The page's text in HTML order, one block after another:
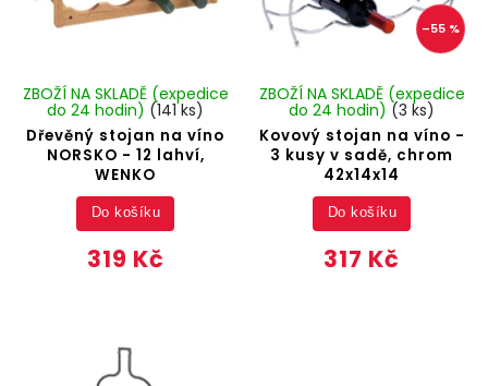
Dřevěný stojan na víno
NORSKO - 12 lahví,
WENKO
ZBOŽÍ NA SKLADĚ (expedice
do 24 hodin) (141 ks)
319 Kč
Do košíku
–55 %
Kovový stojan na víno -
3 kusy v sadě, chrom
42x14x14
ZBOŽÍ NA SKLADĚ (expedice
do 24 hodin) (3 ks)
317 Kč
Do košíku